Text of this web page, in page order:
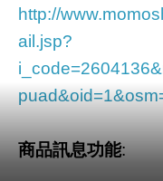
http://
ail.jsp?
商品訊息功能: